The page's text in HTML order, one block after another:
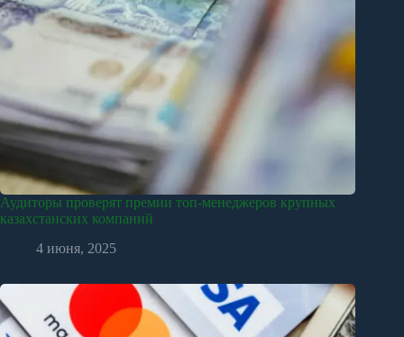
Аудиторы проверят премии топ-менеджеров крупных
казахстанских компаний
4 июня, 2025